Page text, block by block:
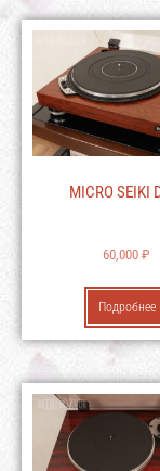
MICRO SEIKI
60,000 ₽
Подробнее